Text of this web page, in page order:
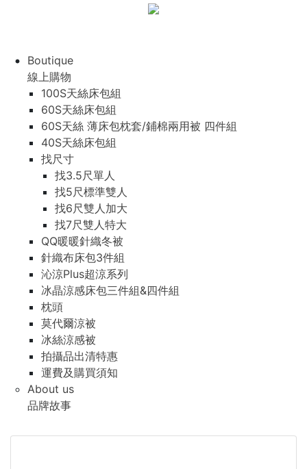
Boutique
線上購物
100S天絲床包組
60S天絲床包組
60S天絲 薄床包枕套/鋪棉兩用被 四件組
40S天絲床包組
找尺寸
找3.5尺單人
找5尺標準雙人
找6尺雙人加大
找7尺雙人特大
QQ暖暖針織冬被
針織布床包3件組
沁涼Plus超涼系列
冰晶涼感床包三件組&四件組
枕頭
莫代爾涼被
冰絲涼感被
拍攝品出清特惠
運費及購買須知
About us
品牌故事